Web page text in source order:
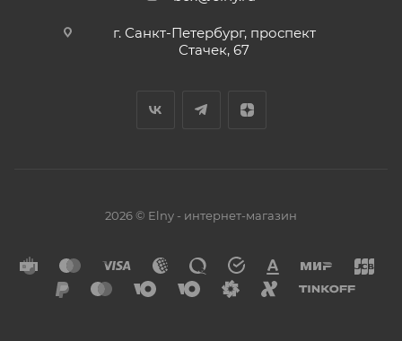
г. Санкт-Петербург, проспект
Стачек, 67
2026 © Elny - интернет-магазин